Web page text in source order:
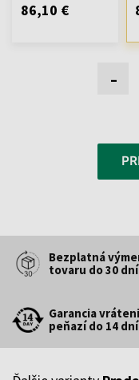
-
86,10 €
Bezplatná
tovaru do 30 dní
Garancia
peňazí do 14 dní